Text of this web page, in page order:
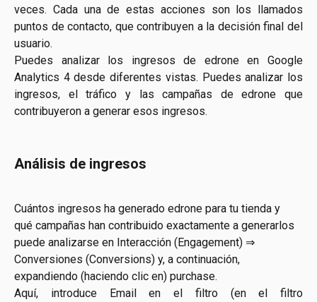
veces. Cada una de estas acciones son los llamados
puntos de contacto, que contribuyen a la decisión final del
usuario.
Puedes analizar los ingresos de edrone en Google
Analytics 4 desde diferentes vistas. Puedes analizar los
ingresos, el tráfico y las campañas de edrone que
contribuyeron a generar esos ingresos.
Análisis de ingresos
Cuántos ingresos ha generado edrone para tu tienda y
qué campañas han contribuido exactamente a generarlos
puede analizarse en Interacción (Engagement) ⇒
Conversiones (Conversions) y, a continuación,
expandiendo (haciendo clic en) purchase.
Aquí, introduce Email en el filtro (en el filtro